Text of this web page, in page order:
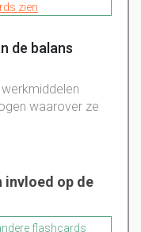
zien
de balans
waarover ze
invloed op de
flashcards